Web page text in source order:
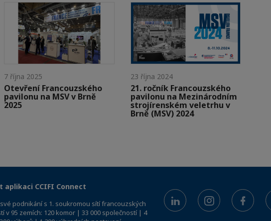
7 října 2025
Otevření Francouzského
pavilonu na MSV v Brně
2025
23 října 2024
21. ročník Francouzského
pavilonu na Mezinárodním
strojírenském veletrhu v
Brně (MSV) 2024
aplikaci CCIFI Connect
podnikání s 1. soukromou sítí francouzských
v 95 zemích: 120 komor | 33 000 společností | 4